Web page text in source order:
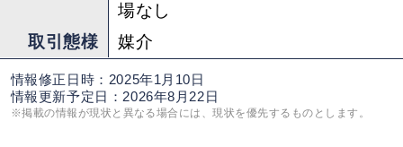
場なし
取引態様
媒介
情報修正日時：2025年1月10日
情報更新予定日：2026年8月22日
※掲載の情報が現状と異なる場合には、現状を優先するものとします。